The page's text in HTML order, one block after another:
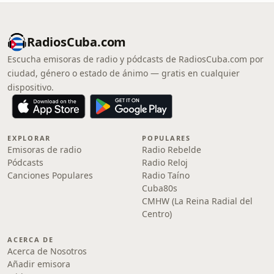
RadiosCuba.com
Escucha emisoras de radio y pódcasts de RadiosCuba.com por
ciudad, género o estado de ánimo — gratis en cualquier
dispositivo.
EXPLORAR
Emisoras de radio
Pódcasts
Canciones Populares
POPULARES
Radio Rebelde
Radio Reloj
Radio Taíno
Cuba80s
CMHW (La Reina Radial del
Centro)
ACERCA DE
Acerca de Nosotros
Añadir emisora